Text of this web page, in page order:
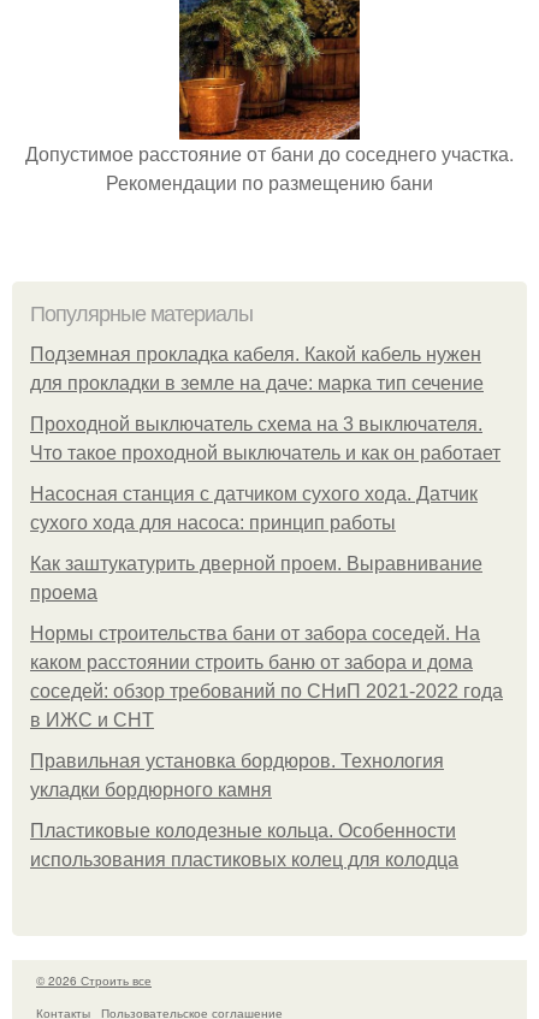
Допустимое расстояние от бани до соседнего участка.
Рекомендации по размещению бани
Популярные материалы
Подземная прокладка кабеля. Какой кабель нужен
для прокладки в земле на даче: марка тип сечение
Проходной выключатель схема на 3 выключателя.
Что такое проходной выключатель и как он работает
Насосная станция с датчиком сухого хода. Датчик
сухого хода для насоса: принцип работы
Как заштукатурить дверной проем. Выравнивание
проема
Нормы строительства бани от забора соседей. На
каком расстоянии строить баню от забора и дома
соседей: обзор требований по СНиП 2021-2022 года
в ИЖС и СНТ
Правильная установка бордюров. Технология
укладки бордюрного камня
Пластиковые колодезные кольца. Особенности
использования пластиковых колец для колодца
© 2026 Строить все
Контакты
Пользовательское соглашение